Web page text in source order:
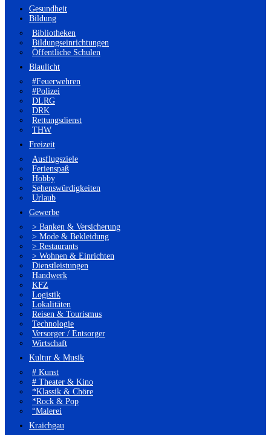
Gesundheit
Bildung
Bibliotheken
Bildungseinrichtungen
Öffentliche Schulen
Blaulicht
#Feuerwehren
#Polizei
DLRG
DRK
Rettungsdienst
THW
Freizeit
Ausflugsziele
Ferienspaß
Hobby
Sehenswürdigkeiten
Urlaub
Gewerbe
> Banken & Versicherung
> Mode & Bekleidung
> Restaurants
> Wohnen & Einrichten
Dienstleistungen
Handwerk
KFZ
Logistik
Lokalitäten
Reisen & Tourismus
Technologie
Versorger / Entsorger
Wirtschaft
Kultur & Musik
# Kunst
# Theater & Kino
*Klassik & Chöre
*Rock & Pop
°Malerei
Kraichgau